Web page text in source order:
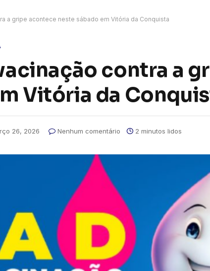
a gripe acontece neste sábado em Vitória da Conquista
contra a
Vitória da
26, 2026 Nenhum comentário 2 minutos lidos